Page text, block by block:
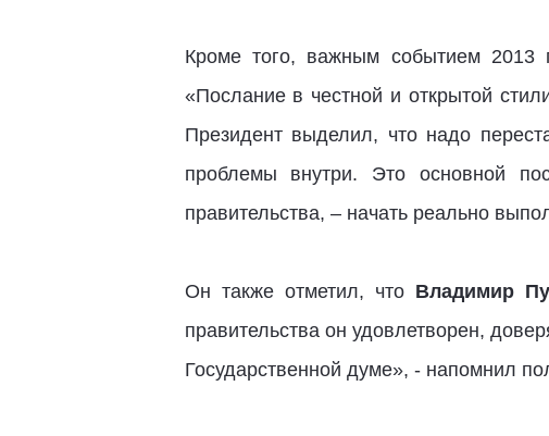
Кроме того, важным событием 2013
«Послание в честной и открытой
Президент выделил, что надо
проблемы внутри. Это основной
правительства, – начать реально
Он также отметил, что Владимир
правительства он удовлетворен,
Государственной думе», - напомнил